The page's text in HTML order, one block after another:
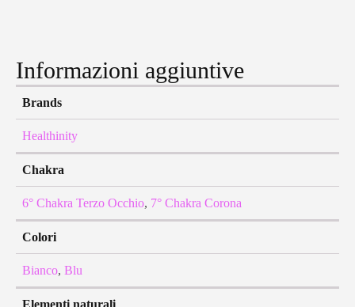
Informazioni aggiuntive
Brands
Healthinity
Chakra
6° Chakra Terzo Occhio, 7° Chakra Corona
Colori
Bianco, Blu